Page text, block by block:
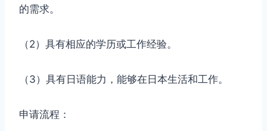
的需求。
（2）具有相应的学历或工作经验。
（3）具有日语能力，能够在日本生活和工作。
申请流程：